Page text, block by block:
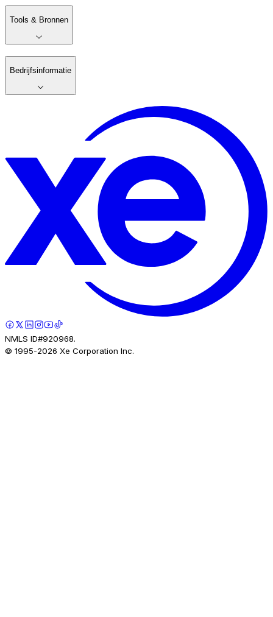
Tools & Bronnen
Bedrijfsinformatie
NMLS ID#920968.
© 1995-2026 Xe Corporation Inc.